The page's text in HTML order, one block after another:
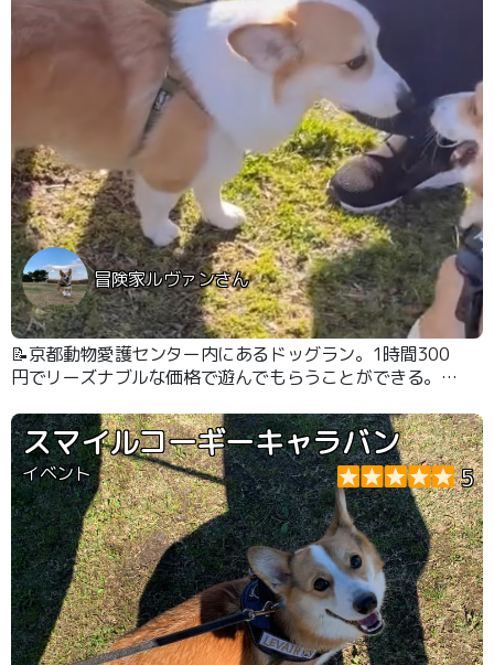
冒険家ルヴァンさん
📝京都動物愛護センター内にあるドッグラン。1時間300
円でリーズナブルな価格で遊んでもらうことができる。予
に別れている。
スマイルコーギーキャラバン
イベント 5